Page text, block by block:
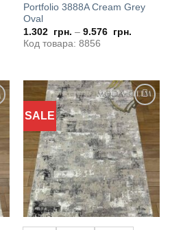
Portfolio 3888A Cream Grey
Oval
1.302 грн. – 9.576 грн.
Код товара: 8856
SALE
Додати
до
обраного